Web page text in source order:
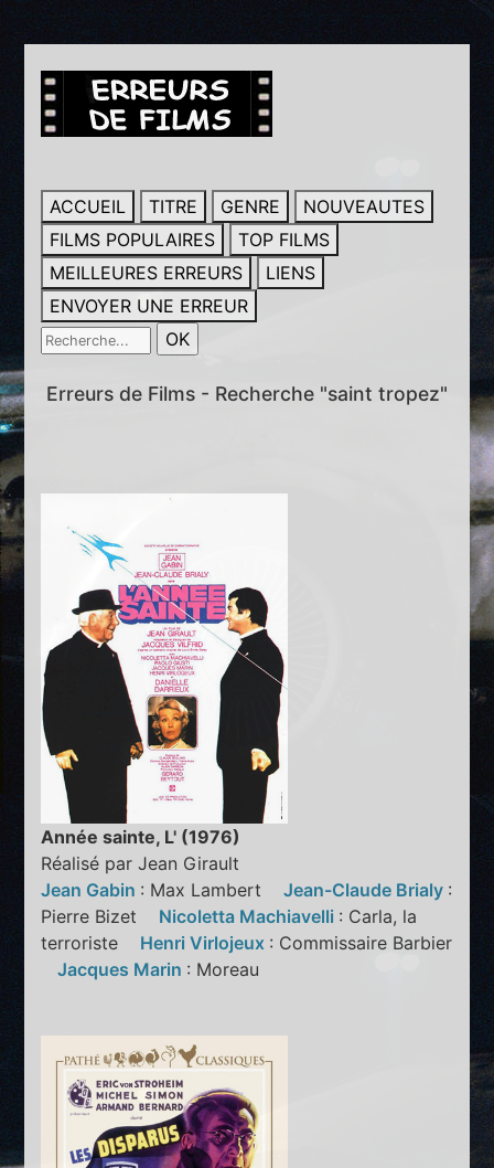
ACCUEIL TITRE GENRE
NOUVEAUTES
FILMS POPULAIRES
TOP FILMS
MEILLEURES ERREURS
LIENS
ENVOYER UNE ERREUR
Erreurs de Films - Recherche "saint tropez"
Année sainte, L' (1976)
Réalisé par Jean Girault
Jean Gabin : Max LambertJean-Claude Brialy :
Pierre Bizet Nicoletta Machiavelli : Carla, la
terroriste Henri Virlojeux : Commissaire Barbier
Jacques Marin : Moreau